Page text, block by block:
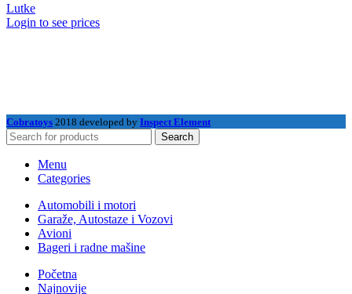
Lutke
Login to see prices
Cobratoys 2018 developed by Inspect Element
Search
Menu
Categories
Automobili i motori
Garaže, Autostaze i Vozovi
Avioni
Bageri i radne mašine
Početna
Najnovije